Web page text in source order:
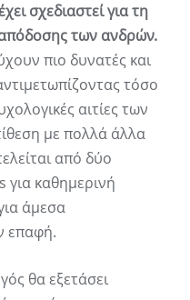
σχεδιαστεί για τη
των ανδρών.
πιο δυνατές και
τόσο
αιτίες των
με πολλά άλλα
από δύο
καθημερινή
άμεσα
επαφή.
θα εξετάσει